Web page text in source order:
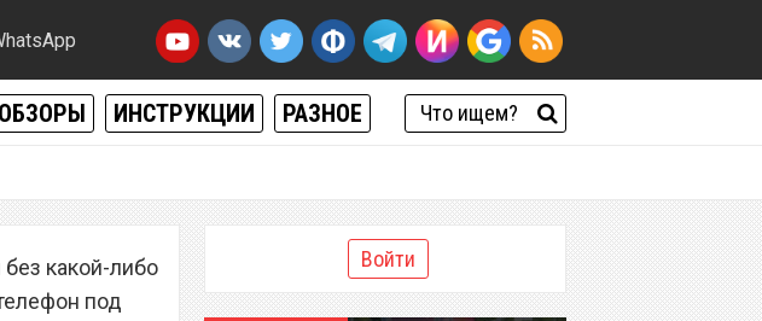
ОБЗОРЫ ИНСТРУКЦИИ РАЗНОЕ
какой-либо
под
Войти